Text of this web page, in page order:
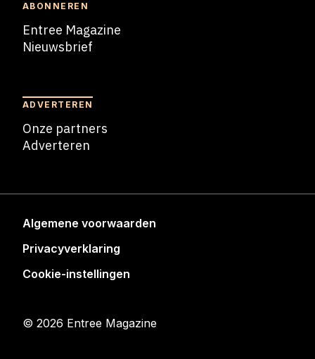
ABONNEREN
Entree Magazine
Nieuwsbrief
ADVERTEREN
Onze partners
Adverteren
Algemene voorwaarden
Privacyverklaring
Cookie-instellingen
© 2026 Entree Magazine